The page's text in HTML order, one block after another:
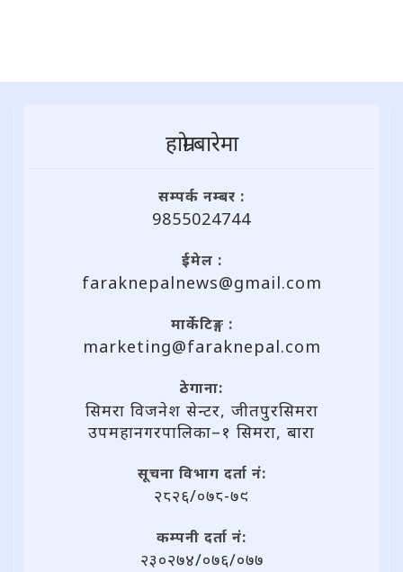
हाम्राे बारेमा
सम्पर्क नम्बर :
9855024744
ईमेल :
faraknepalnews@gmail.com
मार्केटिङ्ग :
marketing@faraknepal.com
ठेगाना:
सिमरा विजनेश सेन्टर, जीतपुरसिमरा
उपमहानगरपालिका–१ सिमरा, बारा
सूचना विभाग दर्ता नं:
२८२६/०७८-७९
कम्पनी दर्ता नं:
२३०२७४/०७६/०७७